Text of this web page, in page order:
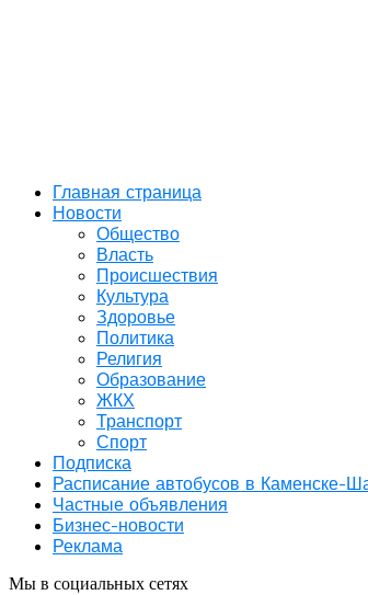
Главная страница
Новости
Общество
Власть
Происшествия
Культура
Здоровье
Политика
Религия
Образование
ЖКХ
Транспорт
Спорт
Подписка
Расписание автобусов в Каменске-
Частные объявления
Бизнес-новости
Реклама
Мы в социальных сетях